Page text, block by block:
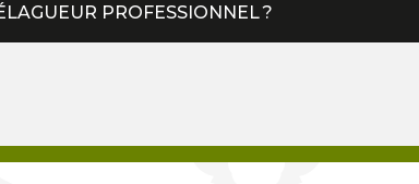
PROFESSIONNEL ?